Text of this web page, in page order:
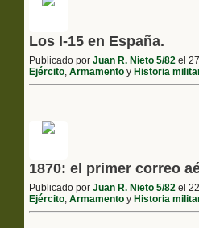
Los I-15 en España.
Publicado porJuan R. Nieto 5/82 el
Ejército,Armamento y Historia
1870: el primer correo
Publicado porJuan R. Nieto 5/82 el
Ejército,Armamento y Historia